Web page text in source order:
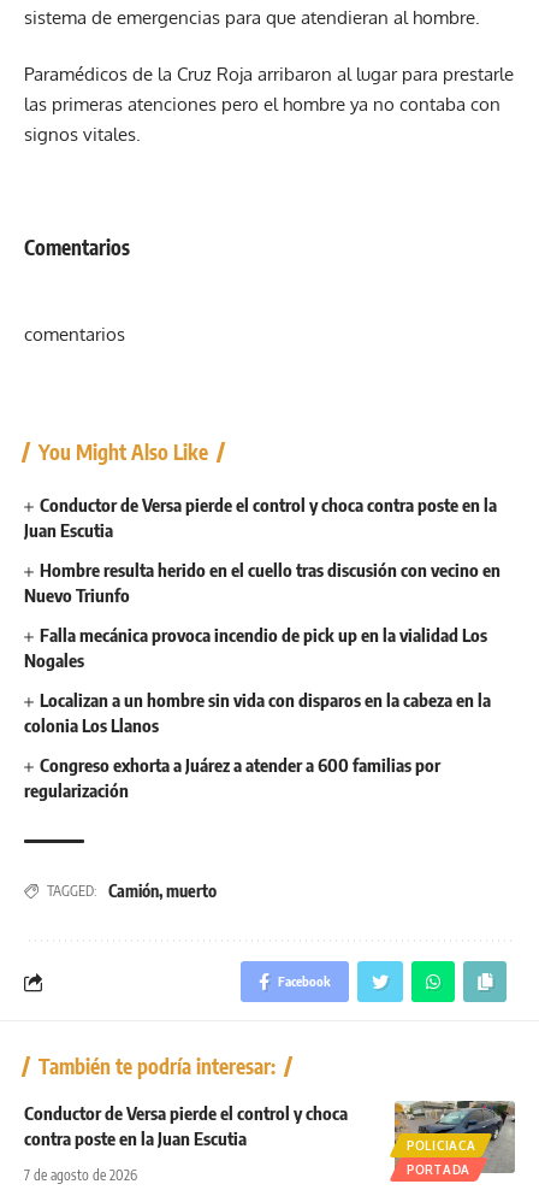
sistema de emergencias para que atendieran al hombre.
Paramédicos de la Cruz Roja arribaron al lugar para prestarle
las primeras atenciones pero el hombre ya no contaba con
signos vitales.
Comentarios
comentarios
You Might Also Like
Conductor de Versa pierde el control y choca contra poste en la
Juan Escutia
Hombre resulta herido en el cuello tras discusión con vecino en
Nuevo Triunfo
Falla mecánica provoca incendio de pick up en la vialidad Los
Nogales
Localizan a un hombre sin vida con disparos en la cabeza en la
colonia Los Llanos
Congreso exhorta a Juárez a atender a 600 familias por
regularización
TAGGED: Camión,muerto
Facebook
También te podría interesar:
POLICIACA
PORTADA
Conductor de Versa pierde el control y choca
contra poste en la Juan Escutia
7 de agosto de 2026